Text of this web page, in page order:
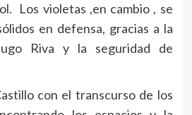
Los violetas ,en cambio , se
en defensa, gracias a la
Riva y la seguridad de
con el transcurso de los